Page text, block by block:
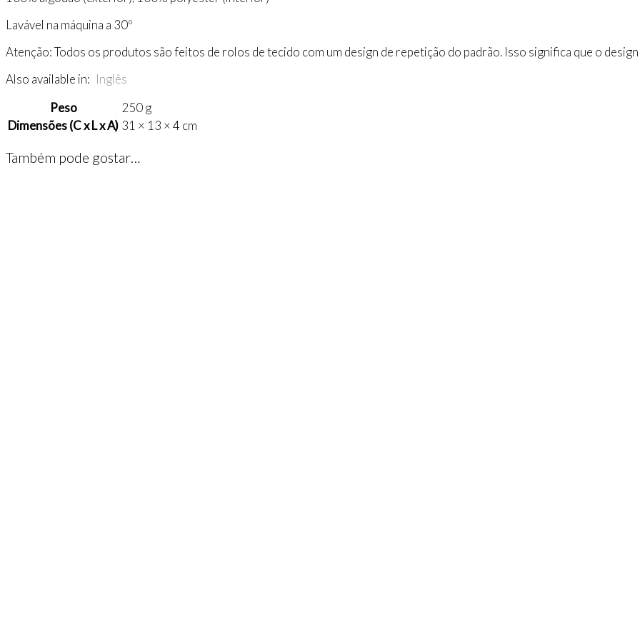
Lavável na máquina a 30º
Atenção: Todos os produtos são feitos de rolos de tecido com um design de repetição do padrão. Isso significa que o
Also available in: Inglês
Peso
250 g
Dimensões (C x L x A) 31 × 13 × 4 cm
Também pode gostar…